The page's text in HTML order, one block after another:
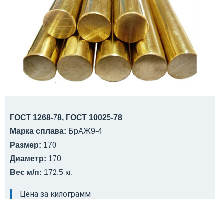
ГОСТ 1268-78, ГОСТ 10025-78
Марка сплава: БрАЖ9-4
Размер: 170
Диаметр: 170
Вес м/п: 172.5 кг.
Цена за килограмм